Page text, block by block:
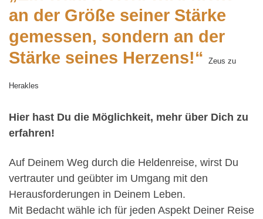
an der Größe seiner Stärke
gemessen, sondern an der
Stärke seines Herzens!“
Zeus zu
Herakles
Hier hast Du die Möglichkeit, mehr über Dich zu
erfahren!
Auf Deinem Weg durch die Heldenreise, wirst Du
vertrauter und geübter im Umgang mit den
Herausforderungen in Deinem Leben.
Mit Bedacht wähle ich für jeden Aspekt Deiner Reise